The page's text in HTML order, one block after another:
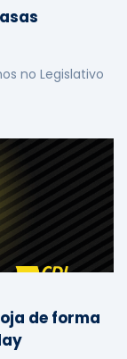
no Legislativo
de forma